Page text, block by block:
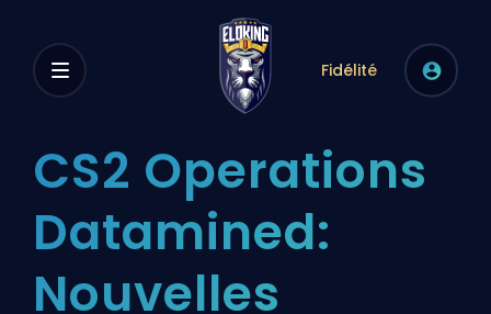
Fidélité
CS2 Operations
Datamined:
Nouvelles